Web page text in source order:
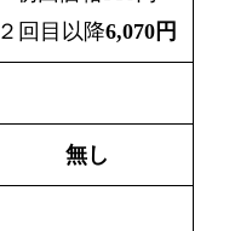
２回目以降6,070円
無し